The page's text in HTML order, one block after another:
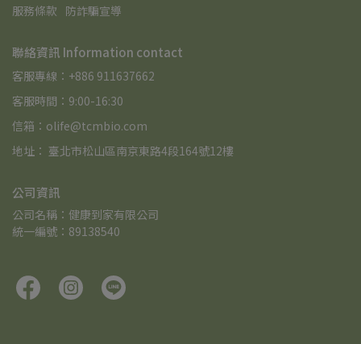
服務條款 防詐騙宣導
聯絡資訊 Information contact
客服專線：+886 911637662
客服時間：9:00-16:30
信箱：olife@tcmbio.com
地址： 臺北市松山區南京東路4段164號12樓
公司資訊
公司名稱：健康到家有限公司
統一編號：89138540